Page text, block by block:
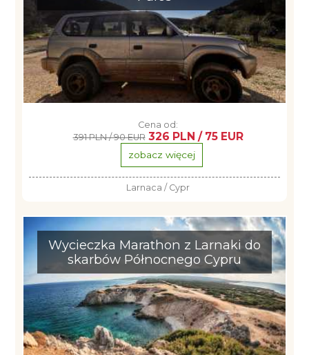
Cena od:
391 PLN / 90 EUR 326 PLN / 75 EUR
zobacz więcej
Larnaca / Cypr
Wycieczka Marathon z Larnaki do
skarbów Północnego Cypru